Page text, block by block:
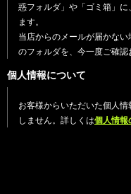
惑フォルダ」や「ゴミ箱」
ます。
当店からのメールが届かない
のフォルダを、今一度ご確認
個人情報について
お客様からいただいた個人
しません。詳しくは個人情報